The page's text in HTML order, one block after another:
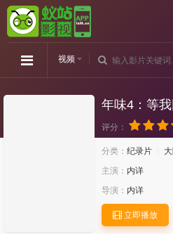
视频
年味4：等
评分：
分类： 纪录片
主演： 内详
导演： 内详
立即播放